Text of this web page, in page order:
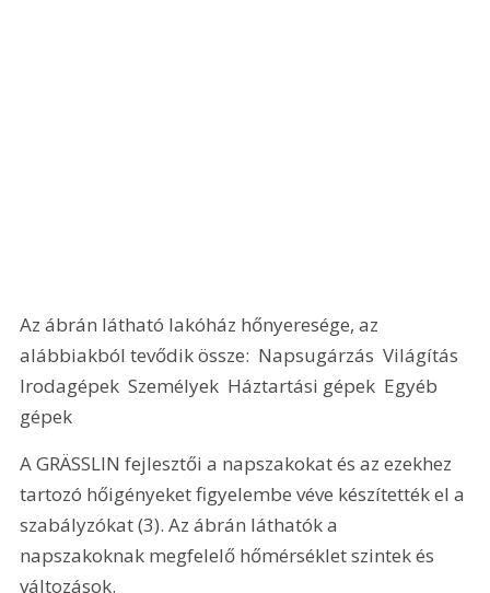
Az ábrán látható lakóház hőnyeresége, az
alábbiakból tevődik össze:  Napsugárzás  Világítás 
Irodagépek  Személyek  Háztartási gépek  Egyéb
gépek
A GRÄSSLIN fejlesztői a napszakokat és az ezekhez
tartozó hőigényeket figyelembe véve készítették el a
szabályzókat (3). Az ábrán láthatók a
napszakoknak megfelelő hőmérséklet szintek és
változások.